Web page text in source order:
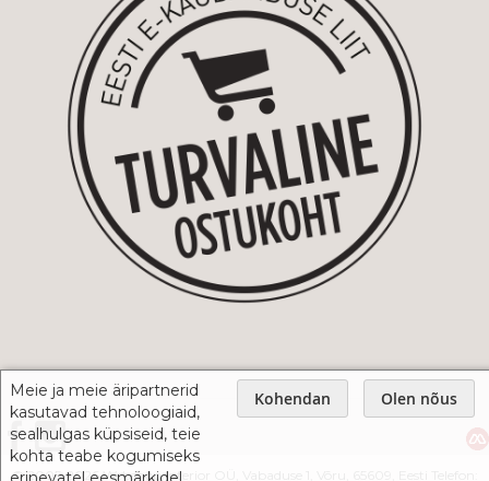
Meie ja meie äripartnerid
kasutavad tehnoloogiaid,
sealhulgas küpsiseid, teie
kohta teabe kogumiseks
Kohendan Olen nõus
© 2005-2026 Webshop Interior OÜ, Vabaduse 1, Võru, 65609, Eesti Telefon: